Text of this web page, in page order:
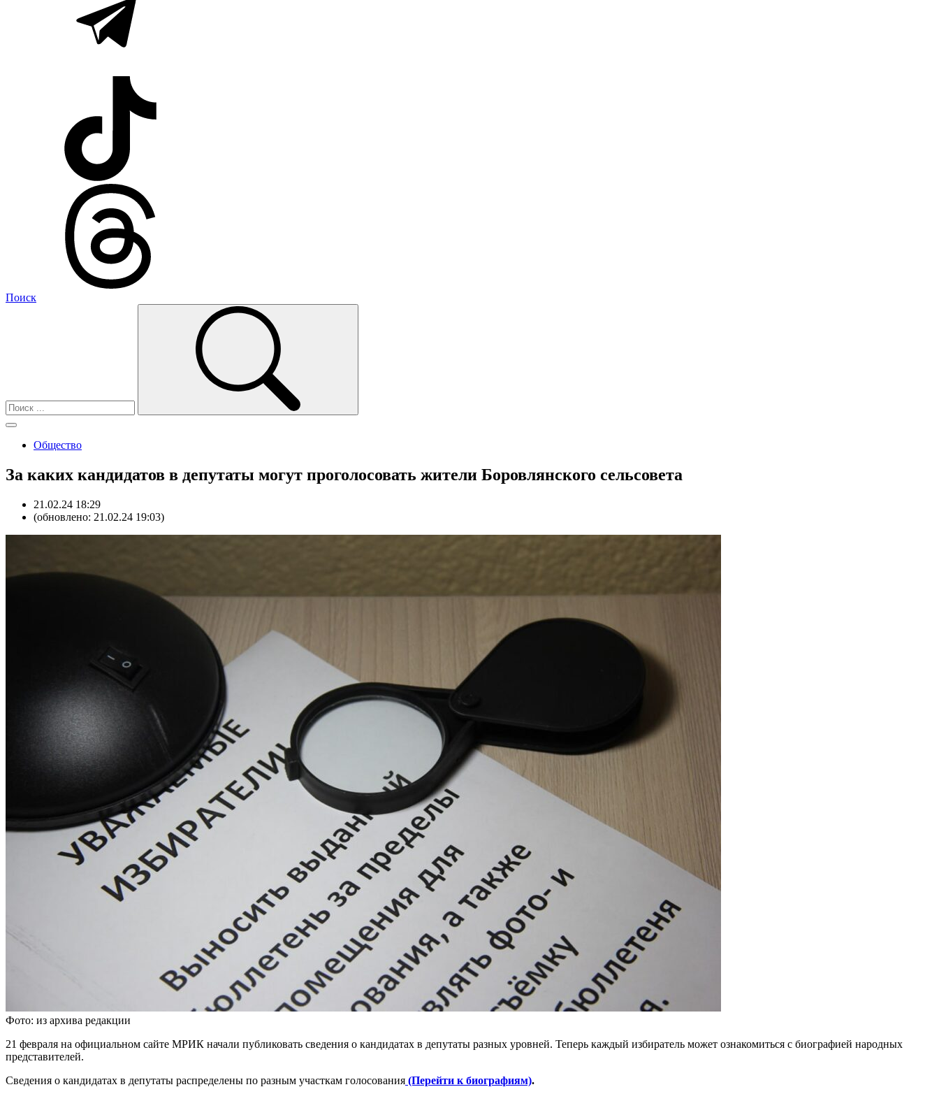
Поиск
Общество
За каких кандидатов в депутаты могут проголосовать жители Боровлянского сельсовета
21.02.24 18:29
(обновлено: 21.02.24 19:03)
Фото: из архива редакции
21 февраля на официальном сайте МРИК начали публиковать сведения о кандидатах в депутаты разных уровней. Теперь каждый избиратель может ознакомиться с биографией народных
представителей.
Сведения о кандидатах в депутаты распределены по разным участкам голосования (Перейти к биографиям).